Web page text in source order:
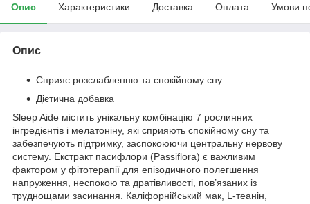
Опис Характеристики Доставка Оплата Умови
Опис
Сприяє розслабленню та спокійному сну
Дієтична добавка
Sleep Aide містить унікальну комбінацію 7 рослинних
інгредієнтів і мелатоніну, які сприяють спокійному сну та
забезпечують підтримку, заспокоюючи центральну нервову
систему. Екстракт пасифлори (Passiflora) є важливим
фактором у фітотерапії для епізодичного полегшення
напруження, неспокою та дратівливості, пов’язаних із
труднощами засинання. Каліфорнійський мак, L-теанін,